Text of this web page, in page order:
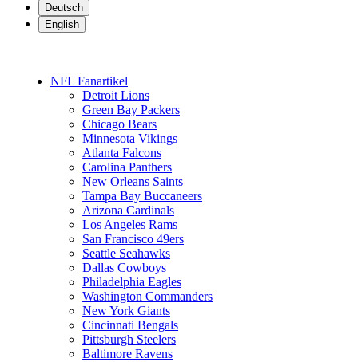
Deutsch
English
NFL Fanartikel
Detroit Lions
Green Bay Packers
Chicago Bears
Minnesota Vikings
Atlanta Falcons
Carolina Panthers
New Orleans Saints
Tampa Bay Buccaneers
Arizona Cardinals
Los Angeles Rams
San Francisco 49ers
Seattle Seahawks
Dallas Cowboys
Philadelphia Eagles
Washington Commanders
New York Giants
Cincinnati Bengals
Pittsburgh Steelers
Baltimore Ravens